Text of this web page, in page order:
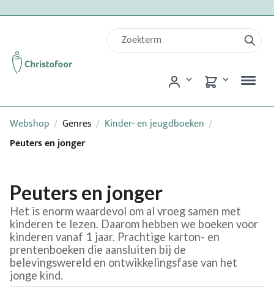
Webshop / Genres / Kinder- en jeugdboeken /
Peuters en jonger
Peuters en jonger
Het is enorm waardevol om al vroeg samen met
kinderen te lezen. Daarom hebben we boeken voor
kinderen vanaf 1 jaar. Prachtige karton- en
prentenboeken die aansluiten bij de
belevingswereld en ontwikkelingsfase van het
jonge kind.